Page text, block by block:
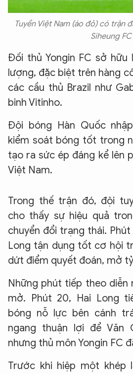
Tuyển Việt Nam (áo đỏ) có trận
Siheung FC
Đối thủ Yongin FC sở
lượng, đặc biệt trên hàng
các cầu thủ Brazil như
binh Vitinho.
Đội bóng Hàn Quốc
kiểm soát bóng tốt trong
tạo ra sức ép đáng kể lên
Việt Nam.
Trong thế trận đó, đội
cho thấy sự hiệu quả
chuyển đổi trạng thái.
Long tận dụng tốt cơ hội
dứt điểm quyết đoán, mở
Những phút tiếp theo
mở. Phút 20, Hai Long
bóng nỗ lực bên cánh
ngang thuận lợi để Văn
nhưng thủ môn Yongin FC
Trước khi hiệp một khép